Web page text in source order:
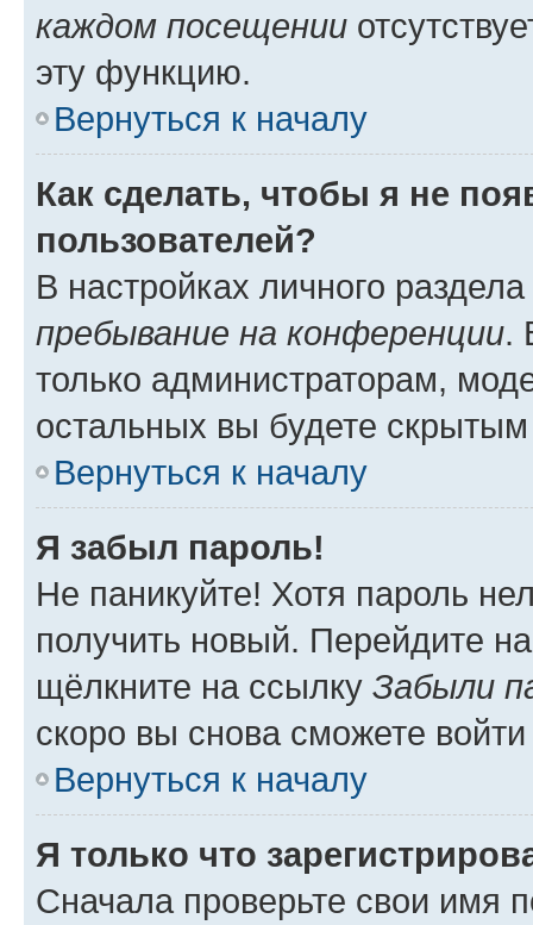
каждом посещении
эту функцию.
Вернуться к началу
Как сделать, чтобы я не
пользователей?
В настройках личного
пребывание на конференции.
только администраторам,
остальных вы будете
Вернуться к началу
Я забыл пароль!
Не паникуйте! Хотя пароль
получить новый. Перейдите
щёлкните на ссылку Забыли
скоро вы снова сможете
Вернуться к началу
Я только что
Сначала проверьте свои имя